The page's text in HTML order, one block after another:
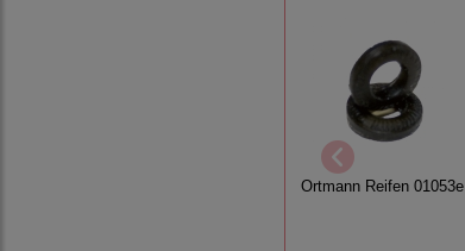
Ortmann Reifen 01053e